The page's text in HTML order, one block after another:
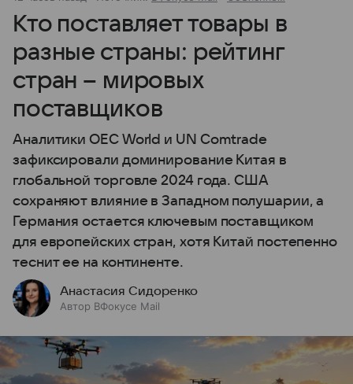
Кто поставляет товары в
разные страны: рейтинг
стран – мировых
поставщиков
Аналитики OEC World и UN Comtrade
зафиксировали доминирование Китая в
глобальной торговле 2024 года. США
сохраняют влияние в Западном полушарии, а
Германия остается ключевым поставщиком
для европейских стран, хотя Китай постепенно
теснит ее на континенте.
Анастасия Сидоренко
Автор ВФокусе Mail